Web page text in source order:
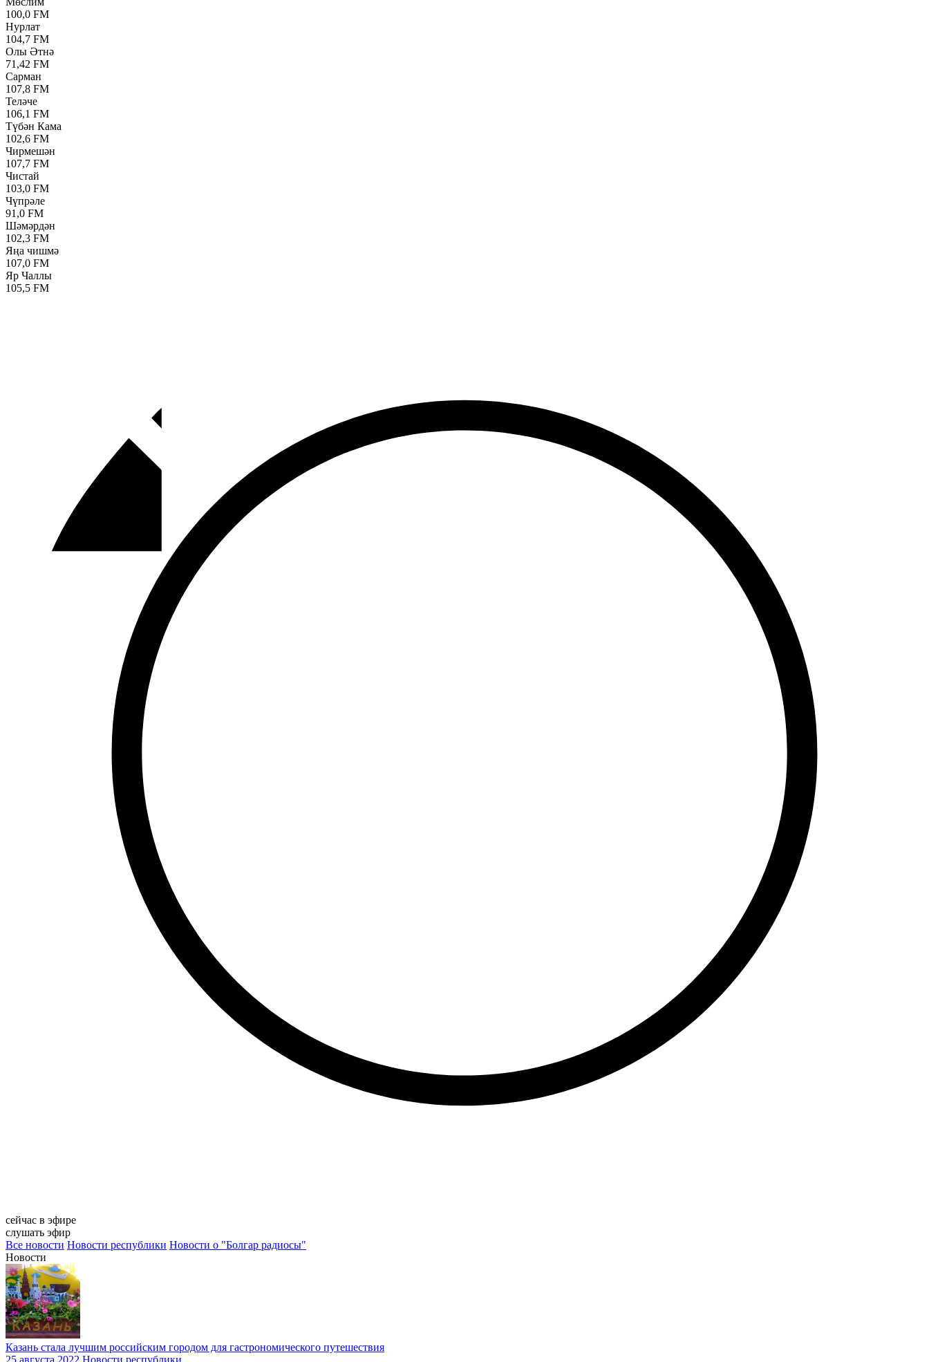
100,0 FM
Нурлат
104,7 FM
Олы Әтнә
71,42 FM
Сарман
107,8 FM
Теләче
106,1 FM
Түбән Кама
102,6 FM
Чирмешән
107,7 FM
Чистай
103,0 FM
Чүпрәле
91,0 FM
Шәмәрдән
102,3 FM
Яңа чишмә
107,0 FM
Яр Чаллы
105,5 FM
сейчас в эфире
слушать эфир
Все новости Новости республики Новости о "Болгар радиосы"
Новости
Казань стала лучшим российским городом для гастрономического путешествия